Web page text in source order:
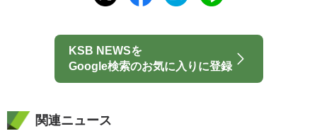
KSB NEWSを
Google検索のお気に入りに登録
関連ニュース